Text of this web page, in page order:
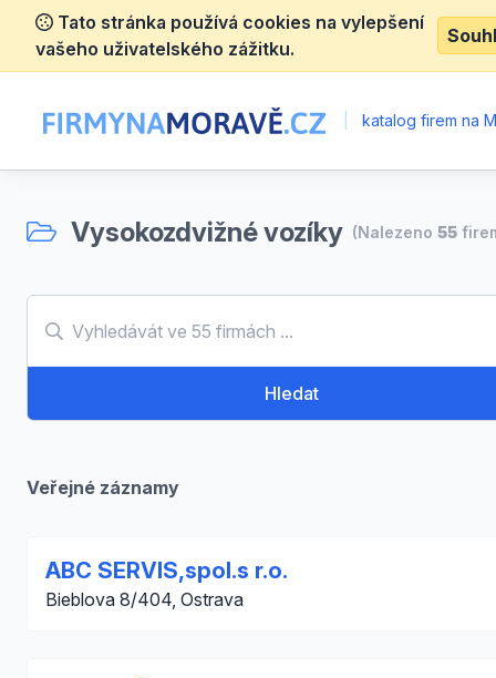
Tato stránka používá cookies na vylepšení
vašeho uživatelského zážitku.
katalog firem na
Vysokozdvižné vozíky (Nalezeno 55
Hledat
Veřejné záznamy
ABC SERVIS,spol.s r.o.
Bieblova 8/404, Ostrava